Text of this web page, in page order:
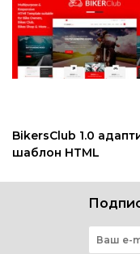
BikersClub 1.0
шаблон HTML